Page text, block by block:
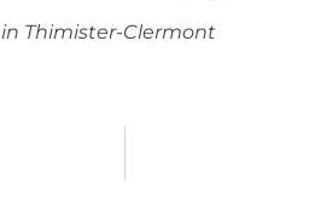
in Thimister-Clermont